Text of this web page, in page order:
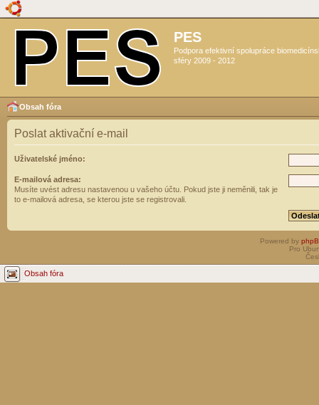
PES
Podpora efektivní spolupráce
sféry 2009 - 2012
Obsah fóra
Poslat aktivační e-mail
Uživatelské jméno:
E-mailová adresa:
Musíte uvést adresu nastavenou u vašeho účtu. Pokud jste ji neměnili, tak je
to e-mailová adresa, se kterou jste se registrovali.
Powered by
Pro
Obsah fóra